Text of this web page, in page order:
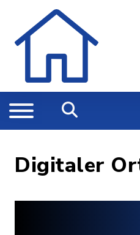
Digitaler